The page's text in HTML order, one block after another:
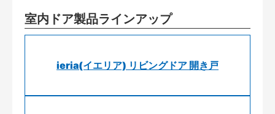
室内ドア製品ラインアップ
ieria(イエリア) リビングドア 開き戸